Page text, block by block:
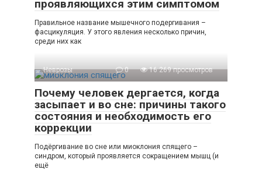
проявляющихся этим симптомом
Правильное название мышечного подергивания –
фасцикуляция. У этого явления несколько причин,
среди них как
Неврозы 0 16 269 просмотров
Почему человек дергается, когда
засыпает и во сне: причины такого
состояния и необходимость его
коррекции
Подёргивание во сне или миоклония спящего –
синдром, который проявляется сокращением мышц (и
ещё